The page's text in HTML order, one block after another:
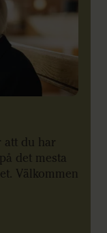
att du har
det mesta
Välkommen